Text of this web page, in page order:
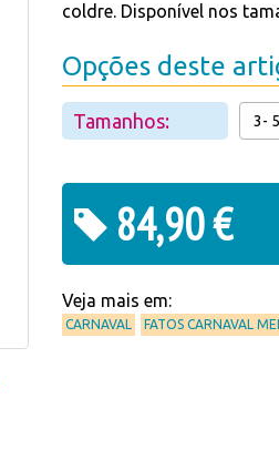
coldre. Disponível nos
Opções deste
Tamanhos: 3-
84,90 €
Veja mais em:
CARNAVAL FATOS CARNAVAL